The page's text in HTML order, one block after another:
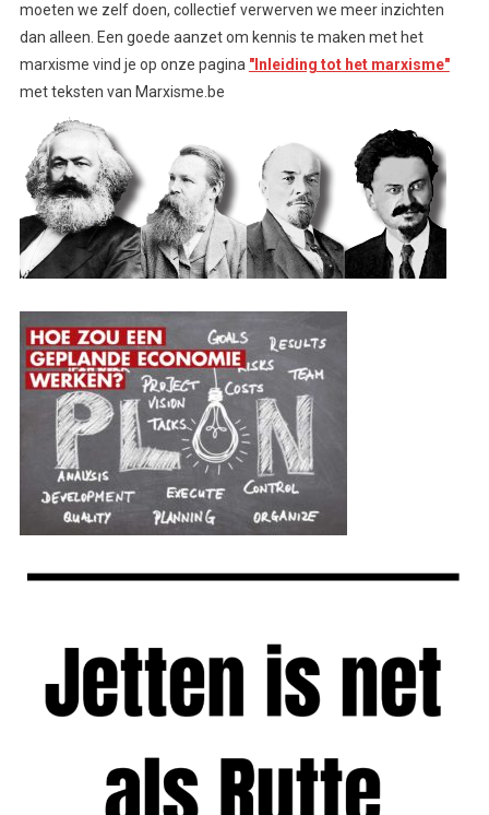
moeten we zelf doen, collectief verwerven we meer inzichten
dan alleen. Een goede aanzet om kennis te maken met het
marxisme vind je op onze pagina "Inleiding tot het marxisme"
met teksten van Marxisme.be